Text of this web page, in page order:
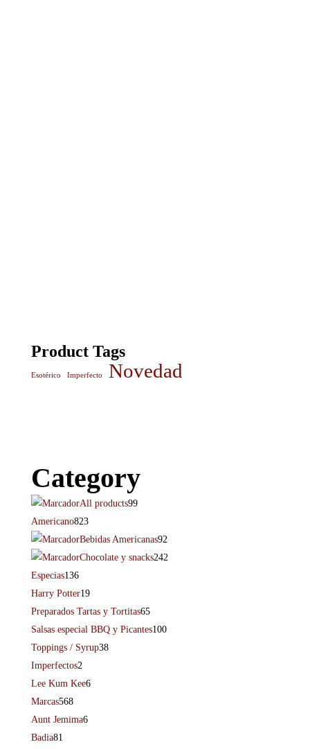
Product Tags
Esotérico Imperfecto Novedad
Category
All products99
Americano823
Bebidas Americanas92
Chocolate y snacks242
Especias136
Harry Potter19
Preparados Tartas y Tortitas65
Salsas especial BBQ y Picantes100
Toppings / Syrup38
Imperfectos2
Lee Kum Kee6
Marcas568
Aunt Jemima6
Badia81